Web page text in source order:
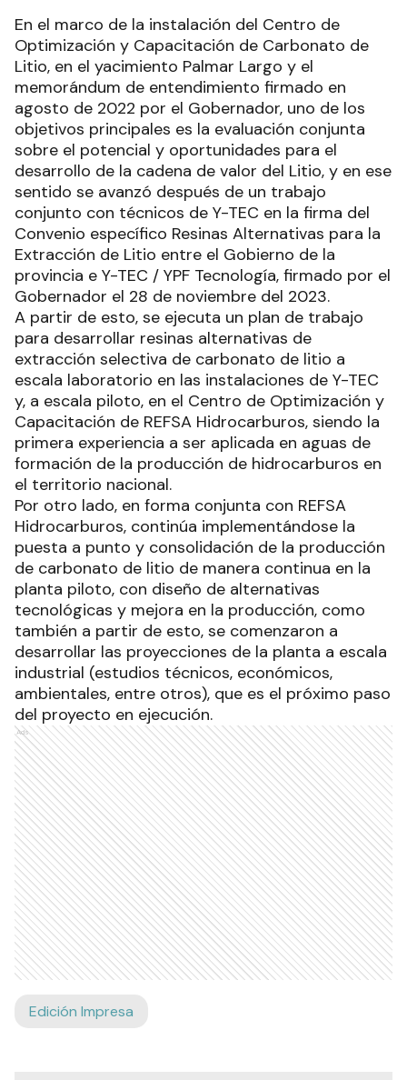
En el marco de la instalación del Centro de
Optimización y Capacitación de Carbonato de
Litio, en el yacimiento Palmar Largo y el
memorándum de entendimiento firmado en
agosto de 2022 por el Gobernador, uno de los
objetivos principales es la evaluación conjunta
sobre el potencial y oportunidades para el
desarrollo de la cadena de valor del Litio, y en ese
sentido se avanzó después de un trabajo
conjunto con técnicos de Y-TEC en la firma del
Convenio específico Resinas Alternativas para la
Extracción de Litio entre el Gobierno de la
provincia e Y-TEC / YPF Tecnología, firmado por el
Gobernador el 28 de noviembre del 2023.
A partir de esto, se ejecuta un plan de trabajo
para desarrollar resinas alternativas de
extracción selectiva de carbonato de litio a
escala laboratorio en las instalaciones de Y-TEC
y, a escala piloto, en el Centro de Optimización y
Capacitación de REFSA Hidrocarburos, siendo la
primera experiencia a ser aplicada en aguas de
formación de la producción de hidrocarburos en
el territorio nacional.
Por otro lado, en forma conjunta con REFSA
Hidrocarburos, continúa implementándose la
puesta a punto y consolidación de la producción
de carbonato de litio de manera continua en la
planta piloto, con diseño de alternativas
tecnológicas y mejora en la producción, como
también a partir de esto, se comenzaron a
desarrollar las proyecciones de la planta a escala
industrial (estudios técnicos, económicos,
ambientales, entre otros), que es el próximo paso
del proyecto en ejecución.
Ads
Edición Impresa